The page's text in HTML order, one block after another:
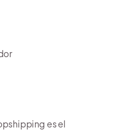
es el